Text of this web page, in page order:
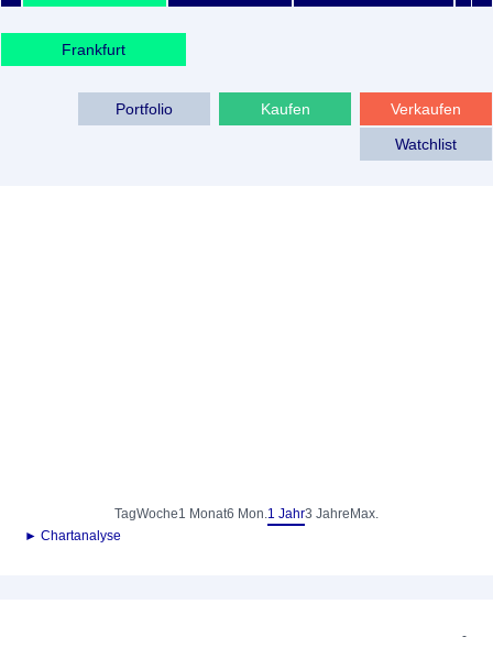
Frankfurt
Verkaufen
Kaufen
Portfolio
Watchlist
TagWoche1 Monat6 Mon.1 Jahr3 Jahre Max.
► Chartanalyse
-